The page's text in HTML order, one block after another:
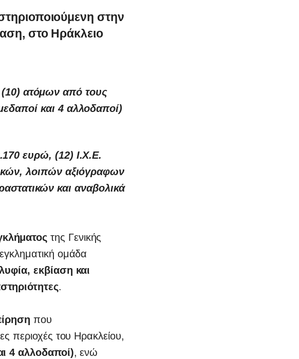
στην
στο Ηράκλειο
(10) ατόμων από τους
και 4 αλλοδαποί)
ευρώ, (12) Ι.Χ.Ε.
λοιπών αξιόγραφων
και αναβολικά
της Γενικής
εγκληματική ομάδα
εκβίαση και
.
που
περιοχές του Ηρακλείου,
4 αλλοδαποί), ενώ